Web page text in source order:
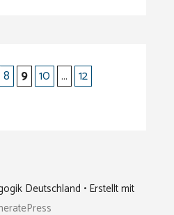
Seite
8 Seite
9 Seite
10 … Seite
12
Deutschland • Erstellt mit